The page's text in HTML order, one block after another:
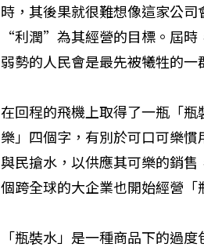
時，其後果就很難想像這家公
“利潤”為其經營的目標。屆時
弱勢的人民會是最先被犧牲的一
在回程的飛機上取得了一瓶「
樂」四個字，有別於可口可樂
與民搶水，以供應其可樂的銷
個跨全球的大企業也開始經營
「瓶裝水」是一種商品下的過